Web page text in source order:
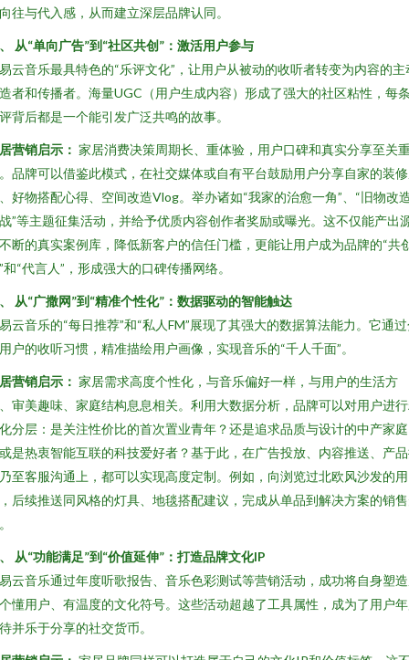
往与代入感，从而建立深层品牌认同。
从“单向广告”到“社区共创”：激活用户参与
云音乐最具特色的“乐评文化”，让用户从被动的收听者转变为内容的主
者和传播者。海量UGC（用户生成内容）形成了强大的社区粘性，每
背后都是一个能引发广泛共鸣的故事。
营销启示： 家居消费决策周期长、重体验，用户口碑和真实分享至关
品牌可以借鉴此模式，在社交媒体或自有平台鼓励用户分享自家的装
好物搭配心得、空间改造Vlog。举办诸如“我家的治愈一角”、“旧物改
”等主题征集活动，并给予优质内容创作者奖励或曝光。这不仅能产出
断的真实案例库，降低新客户的信任门槛，更能让用户成为品牌的“共
和“代言人”，形成强大的口碑传播网络。
从“广撒网”到“精准个性化”：数据驱动的智能触达
云音乐的“每日推荐”和“私人FM”展现了其强大的数据算法能力。它通
户的收听习惯，精准描绘用户画像，实现音乐的“千人千面”。
营销启示： 家居需求高度个性化，与音乐偏好一样，与用户的生活方
审美趣味、家庭结构息息相关。利用大数据分析，品牌可以对用户进
分层：是关注性价比的首次置业青年？还是追求品质与设计的中产家
是热衷智能互联的科技爱好者？基于此，在广告投放、内容推送、产
至客服沟通上，都可以实现高度定制。例如，向浏览过北欧风沙发的用
后续推送同风格的灯具、地毯搭配建议，完成从单品到解决方案的销
从“功能满足”到“价值延伸”：打造品牌文化IP
云音乐通过年度听歌报告、音乐色彩测试等营销活动，成功将自身塑
懂用户、有温度的文化符号。这些活动超越了工具属性，成为了用户
并乐于分享的社交货币。